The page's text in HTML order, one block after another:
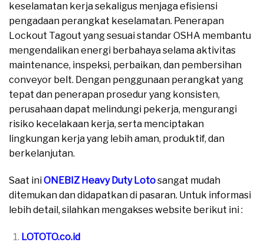
keselamatan kerja sekaligus menjaga efisiensi
pengadaan perangkat keselamatan. Penerapan
Lockout Tagout yang sesuai standar OSHA membantu
mengendalikan energi berbahaya selama aktivitas
maintenance, inspeksi, perbaikan, dan pembersihan
conveyor belt. Dengan penggunaan perangkat yang
tepat dan penerapan prosedur yang konsisten,
perusahaan dapat melindungi pekerja, mengurangi
risiko kecelakaan kerja, serta menciptakan
lingkungan kerja yang lebih aman, produktif, dan
berkelanjutan.
Saat iniONEBIZ Heavy Duty Lotosangat mudah
ditemukan dan didapatkan di pasaran. Untuk informasi
lebih detail, silahkan mengakses website berikut ini :
LOTOTO.co.id